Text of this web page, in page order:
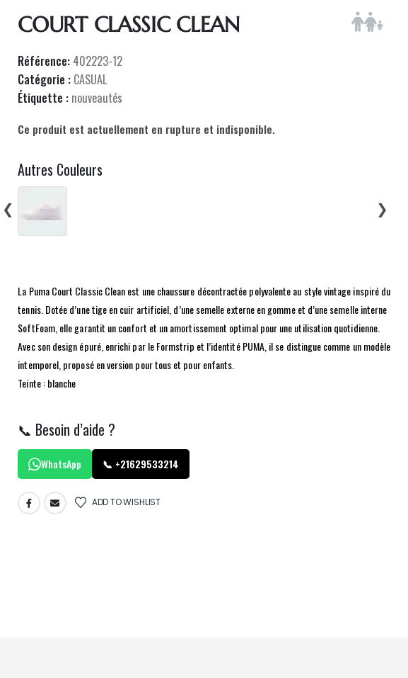
COURT CLASSIC CLEAN
Référence: 402223-12
Catégorie : CASUAL
Étiquette : nouveautés
Ce produit est actuellement en rupture et indisponible.
Autres Couleurs
❮
❯
La Puma Court Classic Clean est une chaussure décontractée polyvalente au style vintage inspiré du
tennis. Dotée d’une tige en cuir artificiel, d’une semelle externe en gomme et d’une semelle interne
SoftFoam, elle garantit un confort et un amortissement optimal pour une utilisation quotidienne.
Avec son design épuré, enrichi par le Formstrip et l’identité PUMA, il se distingue comme un modèle
intemporel, proposé en version pour tous et pour enfants.
Teinte : blanche
📞 Besoin d’aide ?
WhatsApp 📞 +21629533214
ADD TO WISHLIST